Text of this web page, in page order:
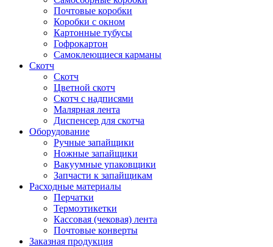
Почтовые коробки
Коробки с окном
Картонные тубусы
Гофрокартон
Самоклеющиеся карманы
Скотч
Скотч
Цветной скотч
Скотч с надписями
Малярная лента
Диспенсер для скотча
Оборудование
Ручные запайщики
Ножные запайщики
Вакуумные упаковщики
Запчасти к запайщикам
Расходные материалы
Перчатки
Термоэтикетки
Кассовая (чековая) лента
Почтовые конверты
Заказная продукция